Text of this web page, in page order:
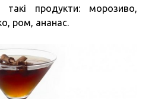
продукти: морозиво,
ром, ананас.